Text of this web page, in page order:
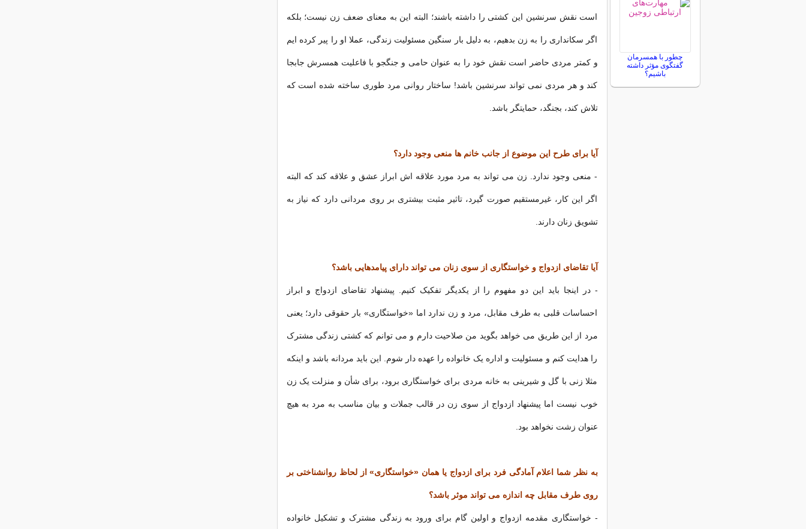
است نقش سرنشین این کشتی را داشته باشند؛ البته این به معنای ضعف زن نیست؛ بلکه
اگر سکانداری را به زن بدهیم، به دلیل بار سنگین مسئولیت زندگی، عملا او را پیر کرده ایم
و کمتر مردی حاضر است نقش خود را به عنوان حامی و جنگجو با فاعلیت همسرش جابجا
کند و هر مردی نمی تواند سرنشین باشد! ساختار روانی مرد طوری ساخته شده است که
تلاش کند، بجنگد، حمایتگر باشد.
آیا برای طرح این موضوع از جانب خانم ها منعی وجود دارد؟
- منعی وجود ندارد. زن می تواند به مرد مورد علاقه اش ابراز عشق و علاقه کند که البته
اگر این کار، غیرمستقیم صورت گیرد، تاثیر مثبت بیشتری بر روی مردانی دارد که نیاز به
تشویق زنان دارند.
آیا تقاضای ازدواج و خواستگاری از سوی زنان می تواند دارای پیامدهایی باشد؟
- در اینجا باید این دو مفهوم را از یکدیگر تفکیک کنیم. پیشنهاد تقاضای ازدواج و ابراز
احساسات قلبی به طرف مقابل، مرد و زن ندارد اما «خواستگاری» بار حقوقی دارد؛ یعنی
مرد از این طریق می خواهد بگوید من صلاحیت دارم و می توانم که کشتی زندگی مشترک
را هدایت کنم و مسئولیت و اداره یک خانواده را عهده دار شوم. این باید مردانه باشد و اینکه
مثلا زنی با گل و شیرینی به خانه مردی برای خواستگاری برود، برای شأن و منزلت یک زن
خوب نیست اما پیشنهاد ازدواج از سوی زن در قالب جملات و بیان مناسب به مرد به هیچ
عنوان زشت نخواهد بود.
به نظر شما اعلام آمادگی فرد برای ازدواج یا همان «خواستگاری» از لحاظ روانشناختی بر
روی طرف مقابل چه اندازه می تواند موثر باشد؟
- خواستگاری مقدمه ازدواج و اولین گام برای ورود به زندگی مشترک و تشکیل خانواده
چطور با همسرمان
گفتگوی مؤثر داشته
باشیم؟